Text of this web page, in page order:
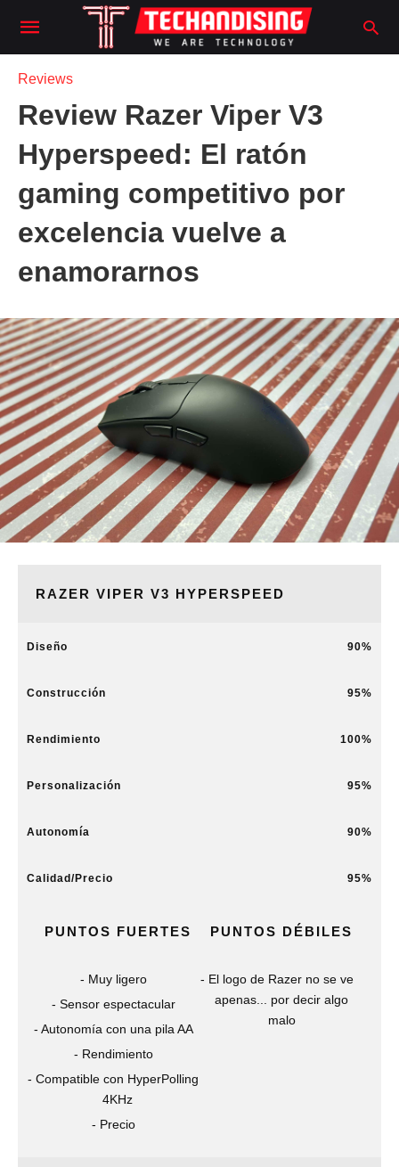
Reviews
Review Razer Viper V3
Hyperspeed: El ratón
gaming competitivo por
excelencia vuelve a
enamorarnos
RAZER VIPER V3 HYPERSPEED
Diseño 90
Construcción 95
Rendimiento 100
Personalización 95
Autonomía 90
Calidad/Precio 95
PUNTOS FUERTES
Muy ligero
Sensor espectacular
Autonomía con una pila AA
Rendimiento
Compatible con HyperPolling
4KHz
Precio
PUNTOS DÉBILES
El logo de Razer no se ve
apenas... por decir algo
malo